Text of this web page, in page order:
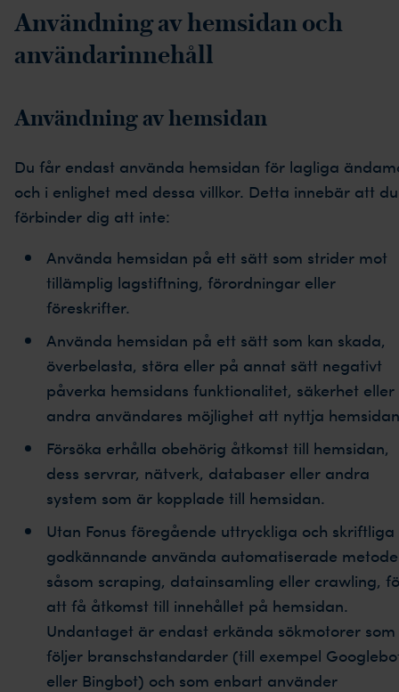
Användning av hemsidan och
användarinnehåll
Användning av hemsidan
Du får endast använda hemsidan för lagliga
och i enlighet med dessa villkor. Detta innebär att du
förbinder dig att inte:
Använda hemsidan på ett sätt som strider mot
tillämplig lagstiftning, förordningar eller
föreskrifter.
Använda hemsidan på ett sätt som kan skada,
överbelasta, störa eller på annat sätt negativt
påverka hemsidans funktionalitet, säkerhet eller
andra användares möjlighet att nyttja
Försöka erhålla obehörig åtkomst till hemsidan,
dess servrar, nätverk, databaser eller andra
system som är kopplade till hemsidan.
Utan Fonus föregående uttryckliga och skriftliga
godkännande använda automatiserade
såsom scraping, datainsamling eller crawling,
att få åtkomst till innehållet på hemsidan.
Undantaget är endast erkända sökmotorer som
följer branschstandarder (till exempel
eller Bingbot) och som enbart använder